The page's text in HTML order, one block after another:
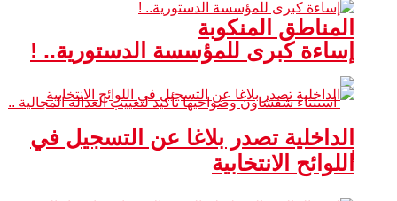
المناطق المنكوبة
إساءة كبرى للمؤسسة الدستورية.. !
الداخلية تصدر بلاغا عن التسجيل في
اللوائح الانتخابية